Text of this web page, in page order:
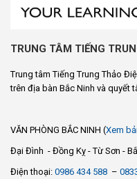
TRUNG TÂM TIẾNG
Trung tâm Tiếng Trung Thảo
trên địa bàn Bắc Ninh và quyết
VĂN PHÒNG BẮC NINH (Xem
Đại Đình - Đồng Kỵ - Từ Sơn -
Điện thoại: 0986 434 588 –